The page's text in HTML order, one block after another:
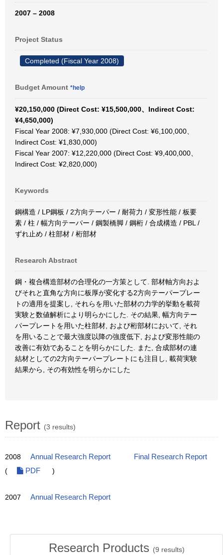
2007 – 2008
Project Status
Completed (Fiscal Year 2008)
Budget Amount *help
¥20,150,000 (Direct Cost: ¥15,500,000、Indirect Cost:
¥4,650,000)
Fiscal Year 2008: ¥7,930,000 (Direct Cost: ¥6,100,000、
Indirect Cost: ¥1,830,000)
Fiscal Year 2007: ¥12,220,000 (Direct Cost: ¥9,400,000、
Indirect Cost: ¥2,820,000)
Keywords
鋼構造 / LP鋼板 / 2方向テーパー / 耐荷力 / 変形性能 / 板要
素 / 柱 / 幅方向テーパー / 鋼製橋脚 / 鋼桁 / 合成構造 / PBL /
ずれ止め / 柱部材 / 桁部材
Research Abstract
鋼・複合構造部材の合理化の一方策として. 部材軸方向およ
びそれと直角な方向に板厚が変化する2方向テーパープレー
トの適用を提案し, それらを用いた部材の力学的挙動を載荷
実験と数値解析により明らかにした. その結果, 幅方向テー
パープレートを用いた柱部材, および桁部材において, それ
を用いることで最大強度以降の強度低下, および変形性能の
改善に有効であることを明らかにした. また, 合成部材の連
結材としての2方向テーパープレートにも注目し, 載荷実験
結果から, その有効性を明らかにした
Report (3 results)
2008 Annual Research Report
Final Research Report
(
PDF )
2007 Annual Research Report
Research Products (9 results)